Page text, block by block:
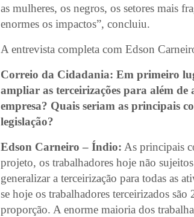
as mulheres, os negros, os setores mais
enormes os impactos”, concluiu.
A entrevista completa com Edson
Correio da Cidadania: Em primeiro
ampliar as terceirizações para além
empresa? Quais seriam as principais
legislação?
Edson Carneiro – Índio: As principais
projeto, os trabalhadores hoje não
generalizar a terceirização para todas as
se hoje os trabalhadores terceirizados
proporção. A enorme maioria dos